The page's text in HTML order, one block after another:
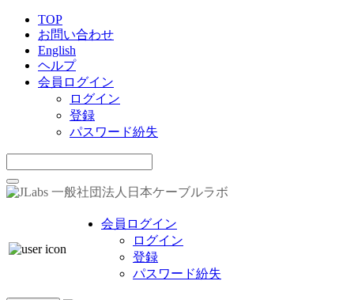
TOP
お問い合わせ
English
ヘルプ
会員ログイン
ログイン
登録
パスワード紛失
一般社団法人日本ケーブルラボ
会員ログイン
ログイン
登録
パスワード紛失